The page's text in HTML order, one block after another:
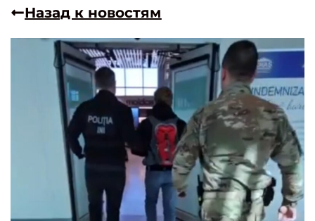
Назад к новостям